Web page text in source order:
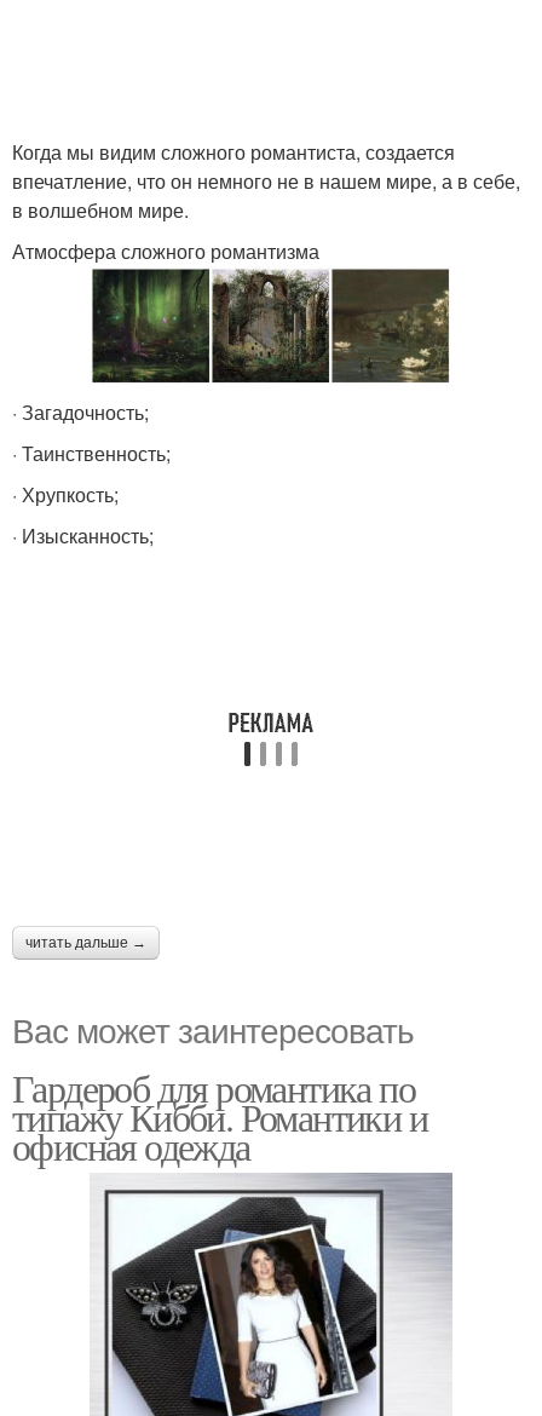
Когда мы видим сложного романтиста, создается
впечатление, что он немного не в нашем мире, а в себе,
в волшебном мире.
Атмосфера сложного романтизма
· Загадочность;
· Таинственность;
· Хрупкость;
· Изысканность;
читать дальше →
Вас может заинтересовать
Гардероб для романтика по
типажу Кибби. Романтики и
офисная одежда